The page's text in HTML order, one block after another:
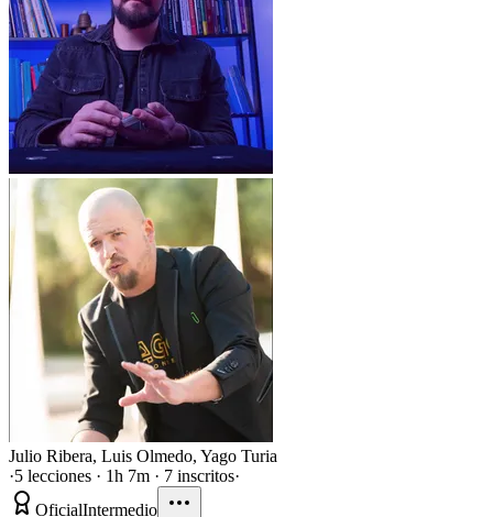
Julio Ribera, Luis Olmedo, Yago Turia
·5 lecciones · 1h 7m · 7 inscritos·
OficialIntermedio